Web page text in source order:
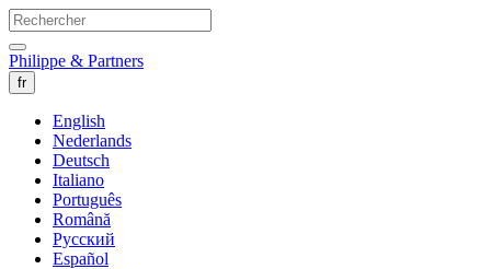
Philippe & Partners
fr
English
Nederlands
Deutsch
Italiano
Português
Română
Русский
Español